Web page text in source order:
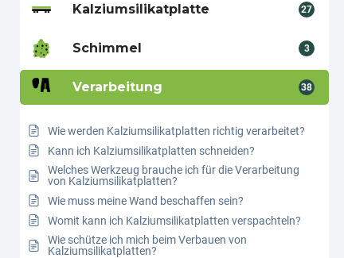
Kalziumsilikatplatte 27
Schimmel 3
Verarbeitung 38
Wie werden Kalziumsilikatplatten richtig verarbeitet?
Kann ich Kalziumsilikatplatten schneiden?
Welches Werkzeug brauche ich für die Verarbeitung
von Kalziumsilikatplatten?
Wie muss meine Wand beschaffen sein?
Womit kann ich Kalziumsilikatplatten verspachteln?
Wie schütze ich mich beim Verbauen von
Kalziumsilikatplatten?